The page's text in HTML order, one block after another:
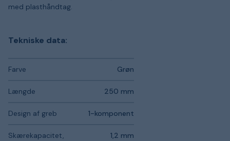
med plasthåndtag.
Tekniske data:
Farve Grøn
Længde 250 mm
Design af greb 1-komponent
Skærekapacitet,
1,2 mm